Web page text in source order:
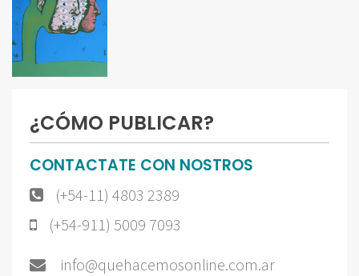
¿CÓMO PUBLICAR?
CONTACTATE CON NOSTROS
(+54-11) 4803 2389
(+54-911) 5009 7093
info@quehacemosonline.com.ar